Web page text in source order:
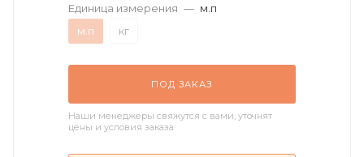
Единица измерения — м.п
м.п
кг
ПОД ЗАКАЗ
Наши менеджеры свяжутся с вами, уточнят
цены и условия заказа